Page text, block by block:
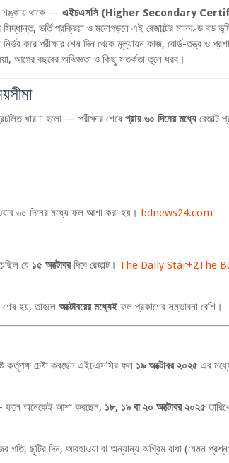
শঙ্কায় থাকে — এইচএসসি (Higher Secondary
সিদ্ধান্ত, ভর্তি প্রক্রিয়া ও মনোগড়নে এই রেজাল্টের মানদণ্ড বড়
করে পরীক্ষার শেষ দিন থেকে মূল্যায়ন কাজ, বোর্ড-তন্ত্র ও
আগের বছরের অভিজ্ঞতা ও কিছু সতর্কতা তুলে ধরব।
ধারণা হলো — পরীক্ষার শেষে প্রায় ৬০ দিনের মধ্যে রেজাল্ট
৬০ দিনের মধ্যে ফল আশা করা হয়। bdnews24.com
যে ১৫ অক্টোবরদিবে রেজাল্ট। The Daily Star+2The
শেষ হয়, তাহলে অক্টোবরের মধ্যেইফল প্রকাশের সম্ভাবনা বেশি।
কর্তৃপক্ষ চেষ্টা করছেন এইচএসসির ফল ১৯ অক্টোবর ২০২৫ এর
— ফলে অনেকেই আশা করছেন, ১৮, ১৯ বা ২০ অক্টোবর ২০২৫
গতি, ছুটির দিন, আবহাওয়া বা অন্যান্য অগ্রিম বাধা (যেমন